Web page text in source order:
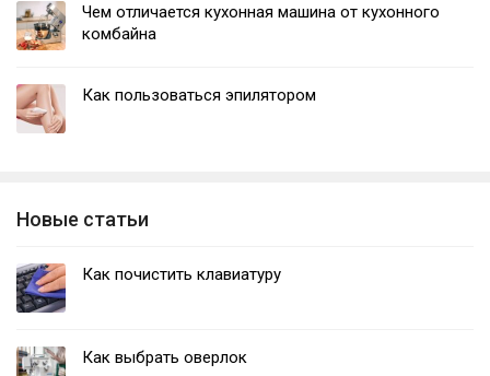
Чем отличается кухонная машина от кухонного
комбайна
Как пользоваться эпилятором
Новые статьи
Как почистить клавиатуру
Как выбрать оверлок